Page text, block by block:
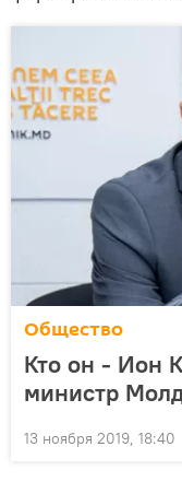
Общество
Кто он - Ион
министр
13 ноября 2019, 18:40